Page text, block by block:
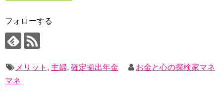
フォローする
メリット , 主婦, 確定拠出年金
お金と心の探検家マネ
マネ